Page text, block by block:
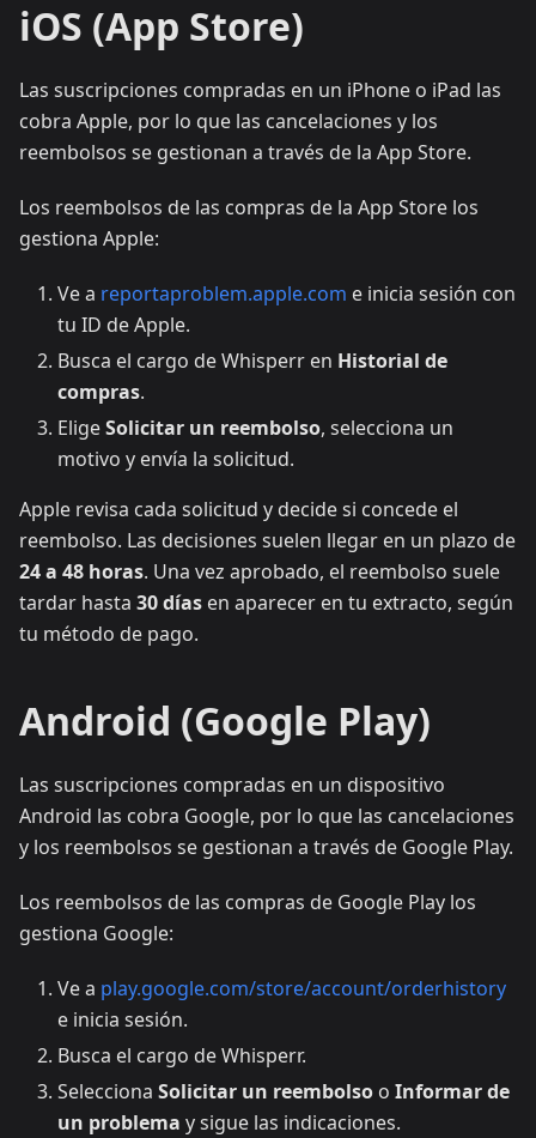
iOS (App Store)
Las suscripciones compradas en un iPhone o iPad las
cobra Apple, por lo que las cancelaciones y los
reembolsos se gestionan a través de la App Store.
Los reembolsos de las compras de la App Store los
gestiona Apple:
Ve a reportaproblem.apple.com e inicia sesión con
tu ID de Apple.
Busca el cargo de Whisperr en Historial de
compras.
EligeSolicitar un reembolso, selecciona un
motivo y envía la solicitud.
Apple revisa cada solicitud y decide si concede el
reembolso. Las decisiones suelen llegar en un plazo de
24 a 48 horas. Una vez aprobado, el reembolso suele
tardar hasta 30 días en aparecer en tu extracto, según
tu método de pago.
Android (Google Play)
Las suscripciones compradas en un dispositivo
Android las cobra Google, por lo que las cancelaciones
y los reembolsos se gestionan a través de Google Play.
Los reembolsos de las compras de Google Play los
gestiona Google:
Ve a play.google.com/store/account/orderhistory
e inicia sesión.
Busca el cargo de Whisperr.
Selecciona Solicitar un reembolso o Informar de
un problema y sigue las indicaciones.